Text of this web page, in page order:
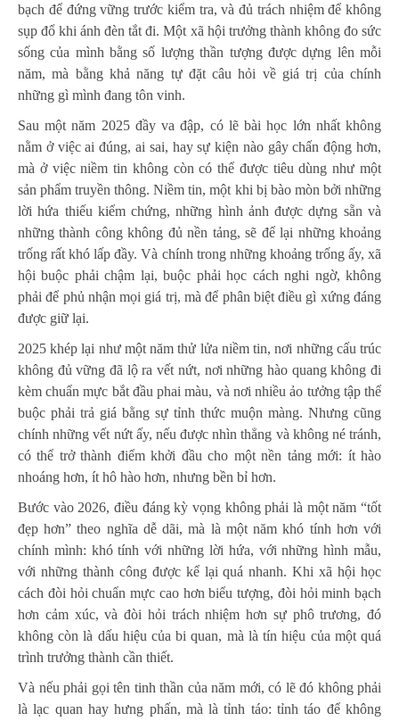
bạch để đứng vững trước kiểm tra, và đủ trách nhiệm để không
sụp đổ khi ánh đèn tắt đi. Một xã hội trưởng thành không đo sức
sống của mình bằng số lượng thần tượng được dựng lên mỗi
năm, mà bằng khả năng tự đặt câu hỏi về giá trị của chính
những gì mình đang tôn vinh.
Sau một năm 2025 đầy va đập, có lẽ bài học lớn nhất không
nằm ở việc ai đúng, ai sai, hay sự kiện nào gây chấn động hơn,
mà ở việc niềm tin không còn có thể được tiêu dùng như một
sản phẩm truyền thông. Niềm tin, một khi bị bào mòn bởi những
lời hứa thiếu kiểm chứng, những hình ảnh được dựng sẵn và
những thành công không đủ nền tảng, sẽ để lại những khoảng
trống rất khó lấp đầy. Và chính trong những khoảng trống ấy, xã
hội buộc phải chậm lại, buộc phải học cách nghi ngờ, không
phải để phủ nhận mọi giá trị, mà để phân biệt điều gì xứng đáng
được giữ lại.
2025 khép lại như một năm thử lửa niềm tin, nơi những cấu trúc
không đủ vững đã lộ ra vết nứt, nơi những hào quang không đi
kèm chuẩn mực bắt đầu phai màu, và nơi nhiều ảo tưởng tập thể
buộc phải trả giá bằng sự tỉnh thức muộn màng. Nhưng cũng
chính những vết nứt ấy, nếu được nhìn thẳng và không né tránh,
có thể trở thành điểm khởi đầu cho một nền tảng mới: ít hào
nhoáng hơn, ít hô hào hơn, nhưng bền bỉ hơn.
Bước vào 2026, điều đáng kỳ vọng không phải là một năm “tốt
đẹp hơn” theo nghĩa dễ dãi, mà là một năm khó tính hơn với
chính mình: khó tính với những lời hứa, với những hình mẫu,
với những thành công được kể lại quá nhanh. Khi xã hội học
cách đòi hỏi chuẩn mực cao hơn biểu tượng, đòi hỏi minh bạch
hơn cảm xúc, và đòi hỏi trách nhiệm hơn sự phô trương, đó
không còn là dấu hiệu của bi quan, mà là tín hiệu của một quá
trình trưởng thành cần thiết.
Và nếu phải gọi tên tinh thần của năm mới, có lẽ đó không phải
là lạc quan hay hưng phấn, mà là tỉnh táo: tỉnh táo để không